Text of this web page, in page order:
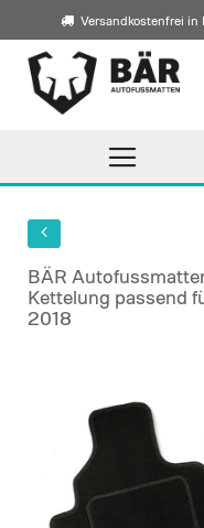
Versandkostenfrei in
Direkt
zum
Inhalt
BÄR
Kettelung passend
2018
images